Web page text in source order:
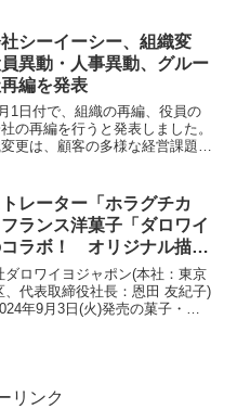
として「生物遺伝資源(主に植物
シーイーシー、組織変
異動・人事異動、グルー
編を発表
1日付で、組織の再編、役員の
の再編を行うと発表しました。
更は、顧客の多様な経営課題に
レーター「ホラグチカ
ランス洋菓子「ダロワイ
コラボ！ オリジナル描き
ラストのハロウィン商品
り発売！
ダロワイヨジャポン(本社：東京
、代表取締役社長：恩田 友紀子)
年9月3日(火)発売の菓子・洋
リンク